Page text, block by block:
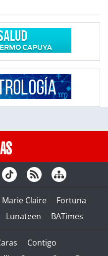
Marie Claire
Fortuna
Lunateen BATimes
Contigo